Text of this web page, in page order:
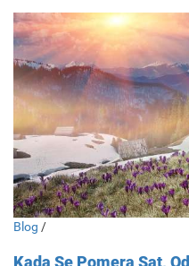
Blog /